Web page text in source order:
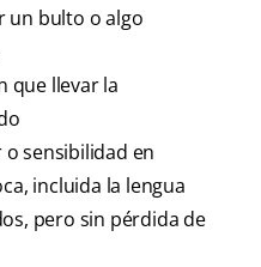
un bulto o algo
que llevar la
sensibilidad en
incluida la lengua
pero sin pérdida de